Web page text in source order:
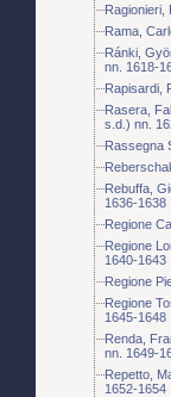
Ragionieri,
Rama,
Ránki,
nn. 1618-
Rapisardi,
Rasera,
s.d.) nn.
Rassegna
Rebuffa,
1636-1638
Regione
Regione
1640-1643
Regione
Regione
1645-1648
Renda,
nn. 1649-
Repetto,
1652-1654